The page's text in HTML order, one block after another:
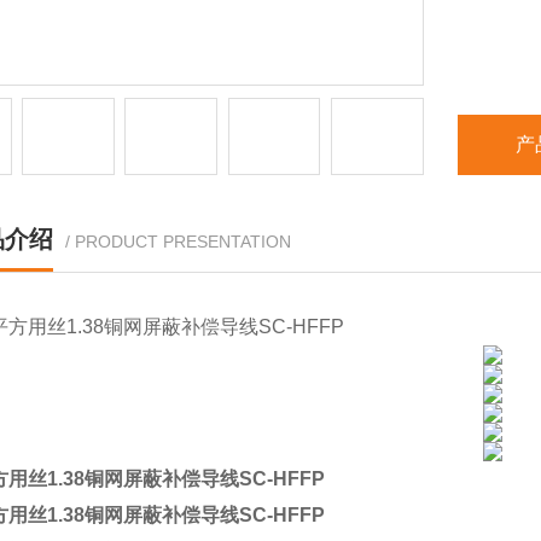
产
绍 / PRODUCT PRESENTATION
用丝1.38铜网屏蔽补偿导线SC-HFFP
用丝1.38铜网屏蔽补偿导线SC-HFFP